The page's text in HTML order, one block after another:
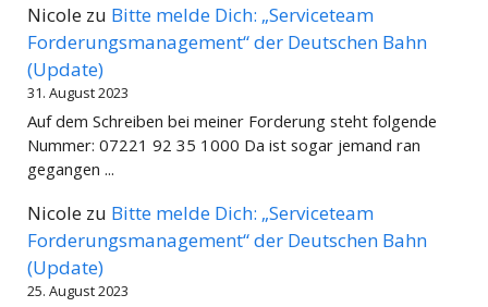
Nicole zu Bitte melde Dich: „Serviceteam
Forderungsmanagement“ der Deutschen Bahn
(Update)
31. August 2023
Auf dem Schreiben bei meiner Forderung steht folgende
Nummer: 07221 92 35 1000 Da ist sogar jemand ran
gegangen ...
Nicole zu Bitte melde Dich: „Serviceteam
Forderungsmanagement“ der Deutschen Bahn
(Update)
25. August 2023